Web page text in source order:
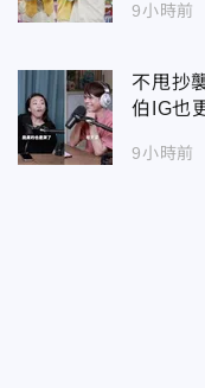
9小時前
不甩抄
伯IG也
9小時前